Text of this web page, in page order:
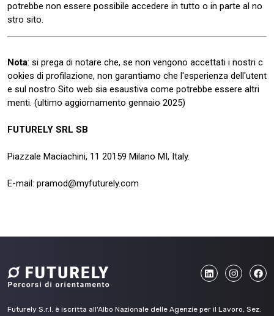
potrebbe non essere possibile accedere in tutto o in parte al no
stro sito.
Nota: si prega di notare che, se non vengono accettati i nostri c
ookies di profilazione, non garantiamo che l'esperienza dell'utent
e sul nostro Sito web sia esaustiva come potrebbe essere altri
menti. (ultimo aggiornamento gennaio 2025)
FUTURELY SRL SB
Piazzale Maciachini, 11 20159 Milano MI, Italy.
E-mail: pramod@myfuturely.com
Futurely S.r.l. è iscritta all'Albo Nazionale delle Agenzie per il Lavoro, Sez.